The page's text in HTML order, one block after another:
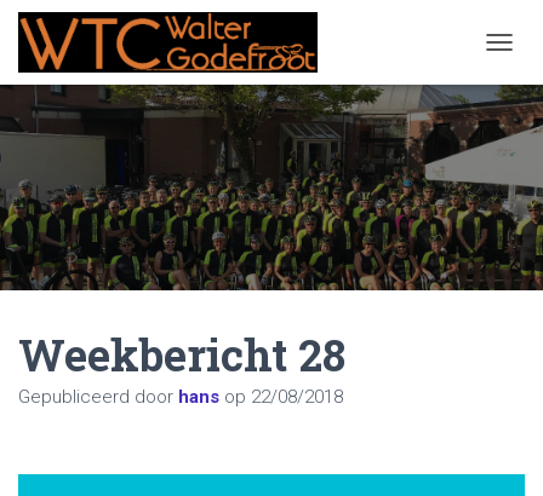
Weekbericht 28
Gepubliceerd door hans op 22/08/2018